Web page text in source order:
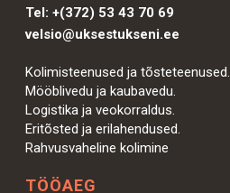
Tel:+(372) 53 43 70 69
velsio@uksestukseni.ee
Kolimisteenused ja tõsteteenused.
Mööblivedu ja kaubavedu.
Logistika ja veokorraldus.
Eritõsted ja erilahendused.
Rahvusvaheline kolimine
TÖÖAEG